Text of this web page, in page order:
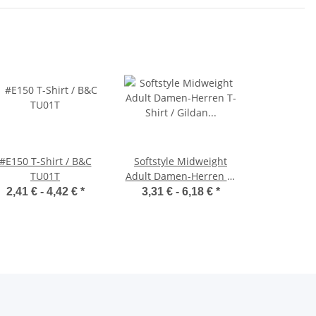
T-Shirt / B&C
TU01T
2,41 € - 4,42 € *
Softstyle Midweight
Adult Damen-Herren T-
Shirt / Gildan 65000
3,31 € - 6,18 € *